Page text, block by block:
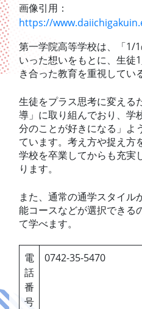
画像引用：
https://
第一学院高等学校は、「1/
いった想いをもとに、生徒
き合った教育を重視してい
生徒をプラス思考に変える
導」に取り組んでおり、学
分のことが好きになる」よ
ています。考え方や捉え方
学校を卒業してからも充実
ります。
また、通常の通学スタイル
能コースなどが選択できる
て学べます。
電
話
番
号
0742-35-5470